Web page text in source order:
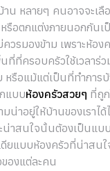
น หลายๆ คนอาจจะเลื
รือตกแต่งภายนอกกันเ
รมองข้าม เพราะห้อง
ที่ครอบครัวใช้เวลาร่
หรือแม้แต่เป็นที่ทำการ
แบบห้องครัวสวยๆ ที่ถู
น่าอยู่ให้บ้านของเราไ
าสนใจนั้นต้องเป็นแบ
ยแบบห้องครัวที่น่าสนใ
องแต่ละคน